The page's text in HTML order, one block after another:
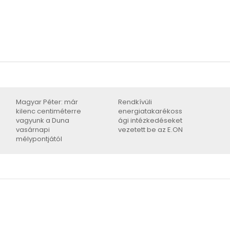
Magyar Péter: már
kilenc centiméterre
vagyunk a Duna
vasárnapi
mélypontjától
Rendkívüli
energiatakarékoss
ági intézkedéseket
vezetett be az E.ON